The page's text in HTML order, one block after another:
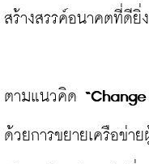
สร้างสรรค์อนาคตที่ดียิ่
ตามแนวคิด “
ด้วยการขยายเครือข่